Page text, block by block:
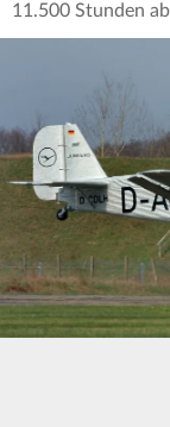
11.500 Stunden